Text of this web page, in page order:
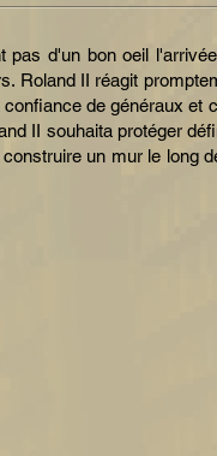
d'un bon oeil
Roland II réagit
de généraux et
II souhaita protéger
un mur le long